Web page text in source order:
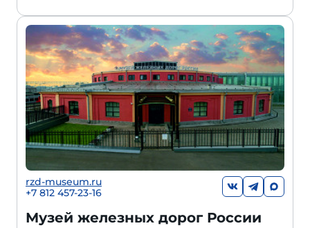
rzd-museum.ru
+7 812 457-23-16
Музей железных дорог России